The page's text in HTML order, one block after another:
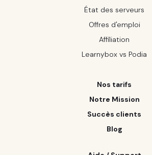
État des serveurs
Offres d'emploi
Affiliation
Learnybox vs Podia
Nos tarifs
Notre Mission
Succès clients
Blog